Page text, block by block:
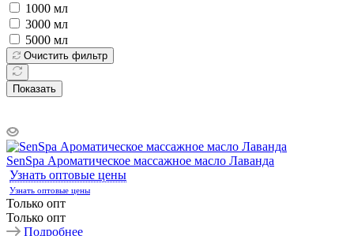
1000 мл
3000 мл
5000 мл
Очистить фильтр
Показать
SenSpa Ароматическое массажное масло Лаванда
Узнать оптовые цены
Узнать оптовые цены
Только опт
Только опт
Подробнее